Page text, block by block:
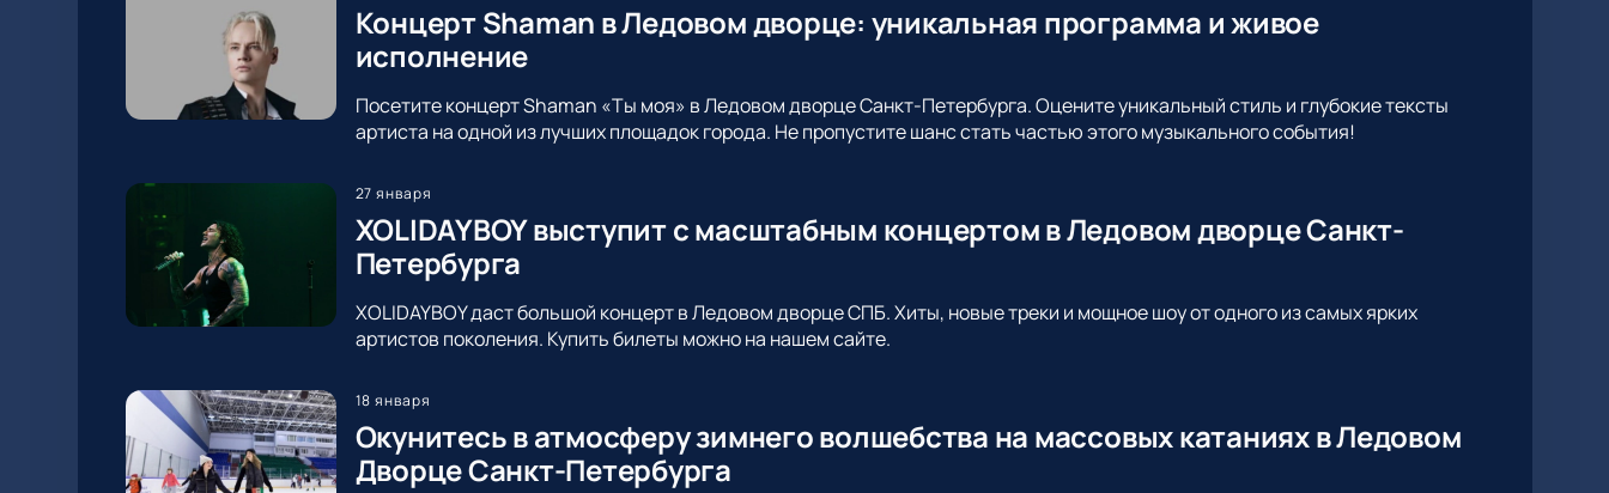
Концерт Shaman в Ледовом дворце: уникальная программа и живое
исполнение
Посетите концерт Shaman «Ты моя» в Ледовом дворце Санкт-Петербурга. Оцените уникальный стиль и глубокие тексты
артиста на одной из лучших площадок города. Не пропустите шанс стать частью этого музыкального события!
27 января
XOLIDAYBOY выступит с масштабным концертом в Ледовом дворце Санкт-
Петербурга
XOLIDAYBOY даст большой концерт в Ледовом дворце СПБ. Хиты, новые треки и мощное шоу от одного из самых ярких
артистов поколения. Купить билеты можно на нашем сайте.
18 января
Окунитесь в атмосферу зимнего волшебства на массовых катаниях в Ледовом
Дворце Санкт-Петербурга